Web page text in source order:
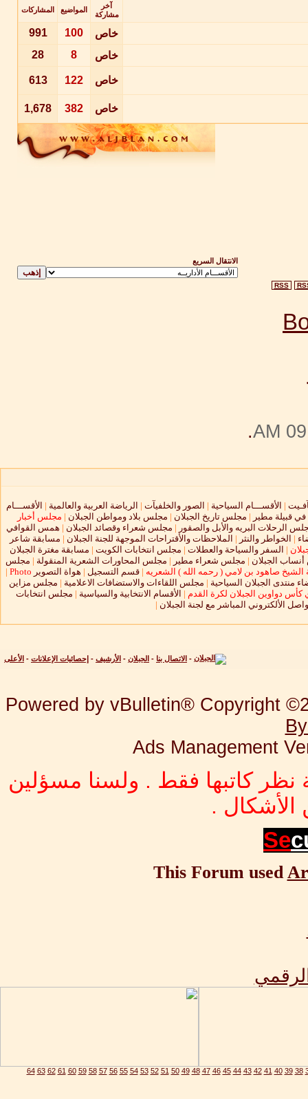
آخر
مشاركة
المواضيع المشاركات
خاص 100
991
خاص
8
28
خاص 122
613
خاص 382
1,678
الانتقال السريع
RSS
.
| الأقســـام السياحية | الصور والخلفيآت | الرياضة العربية والعالمية | الأقســـام
في قبيلة مطير | مجلس تاريخ الجبلان | مجلس بلاد ومواطن الجبلان | مجلس أخبار
الرحلات البريه والأبل والصقور | مجلس شعراء وقصائد الجبلان | همس القوافي
| الخواطر والنثر | الملاحظات والأقتراحات الموجهة للجنة الجبلان | مسابقة شاعر
| السفر والسياحة والعطلات | مجلس انتخابات الكويت | مسابقة مغترة الجبلان
الجبلان | مجلس شعراء مطير | مجلس المحاورات الشعرية المنقولة | مجلس
الشيخ صاهود بن لامي ( رحمه الله ) الشعريه | قسم التسجيل | هواة التصوير Photo
|
منتدى الجبلان السياحية | مجلس اللقاءات والاستضافات الاعلامية | مجلس مزاين
كأس دواوين الجبلان لكرة القدم | الأقسام الانتخابية والسياسية | مجلس انتخابات
الألكتروني المباشر مع لجنة الجبلان |
- الاتصال بنا - الجبلان - الأرشيف - إحصائيات الإعلانات - الأعلى
Powered by vBulletin® Copyright
Ads Management
نظر كاتبها فقط . ولسنا مسؤلين
.
Se
This Forum used
38
39
40
41
42
43
44
45
46
47
48
49
50
51
52
53
54
55
56
57
58
59
60
61
62
63
64